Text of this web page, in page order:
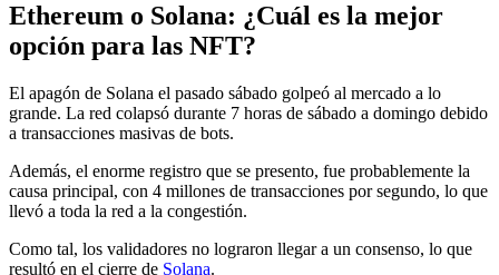
Ethereum o Solana: ¿Cuál es la mejor
opción para las NFT?
El apagón de Solana el pasado sábado golpeó al mercado a lo
grande. La red colapsó durante 7 horas de sábado a domingo debido
a transacciones masivas de bots.
Además, el enorme registro que se presento, fue probablemente la
causa principal, con 4 millones de transacciones por segundo, lo que
llevó a toda la red a la congestión.
Como tal, los validadores no lograron llegar a un consenso, lo que
resultó en el cierre de Solana.